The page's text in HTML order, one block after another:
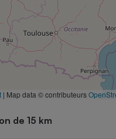
| Map data © contributeurs
de 15 km
Petit